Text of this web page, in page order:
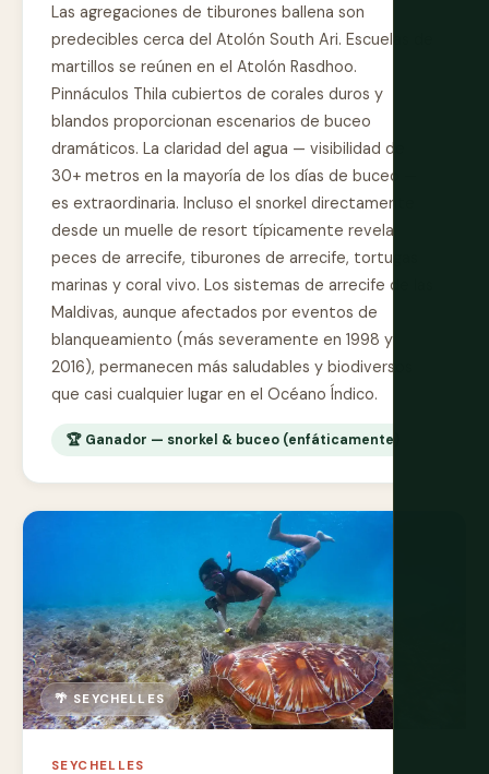
Las agregaciones de tiburones ballena son
predecibles cerca del Atolón South Ari. Escuelas de
martillos se reúnen en el Atolón Rasdhoo.
Pinnáculos Thila cubiertos de corales duros y
blandos proporcionan escenarios de buceo
dramáticos. La claridad del agua — visibilidad de
30+ metros en la mayoría de los días de buceo —
es extraordinaria. Incluso el snorkel directamente
desde un muelle de resort típicamente revela
peces de arrecife, tiburones de arrecife, tortugas
marinas y coral vivo. Los sistemas de arrecife de las
Maldivas, aunque afectados por eventos de
blanqueamiento (más severamente en 1998 y
2016), permanecen más saludables y biodiversos
que casi cualquier lugar en el Océano Índico.
🏆 Ganador — snorkel & buceo (enfáticamente)
🌴 SEYCHELLES
SEYCHELLES